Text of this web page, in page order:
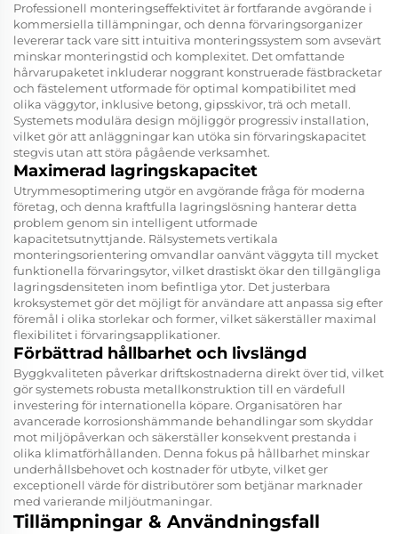
Professionell monteringseffektivitet är fortfarande avgörande i
kommersiella tillämpningar, och denna förvaringsorganizer
levererar tack vare sitt intuitiva monteringssystem som avsevärt
minskar monteringstid och komplexitet. Det omfattande
hårvarupaketet inkluderar noggrant konstruerade fästbracketar
och fästelement utformade för optimal kompatibilitet med
olika väggytor, inklusive betong, gipsskivor, trä och metall.
Systemets modulära design möjliggör progressiv installation,
vilket gör att anläggningar kan utöka sin förvaringskapacitet
stegvis utan att störa pågående verksamhet.
Maximerad lagringskapacitet
Utrymmesoptimering utgör en avgörande fråga för moderna
företag, och denna kraftfulla lagringslösning hanterar detta
problem genom sin intelligent utformade
kapacitetsutnyttjande. Rälsystemets vertikala
monteringsorientering omvandlar oanvänt väggyta till mycket
funktionella förvaringsytor, vilket drastiskt ökar den tillgängliga
lagringsdensiteten inom befintliga ytor. Det justerbara
kroksystemet gör det möjligt för användare att anpassa sig efter
föremål i olika storlekar och former, vilket säkerställer maximal
flexibilitet i förvaringsapplikationer.
Förbättrad hållbarhet och livslängd
Byggkvaliteten påverkar driftskostnaderna direkt över tid, vilket
gör systemets robusta metallkonstruktion till en värdefull
investering för internationella köpare. Organisatören har
avancerade korrosionshämmande behandlingar som skyddar
mot miljöpåverkan och säkerställer konsekvent prestanda i
olika klimatförhållanden. Denna fokus på hållbarhet minskar
underhållsbehovet och kostnader för utbyte, vilket ger
exceptionell värde för distributörer som betjänar marknader
med varierande miljöutmaningar.
Tillämpningar & Användningsfall